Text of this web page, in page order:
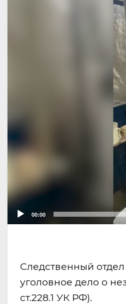
00:00
Следственный
уголовное дело о
ст.228.1 УК РФ).